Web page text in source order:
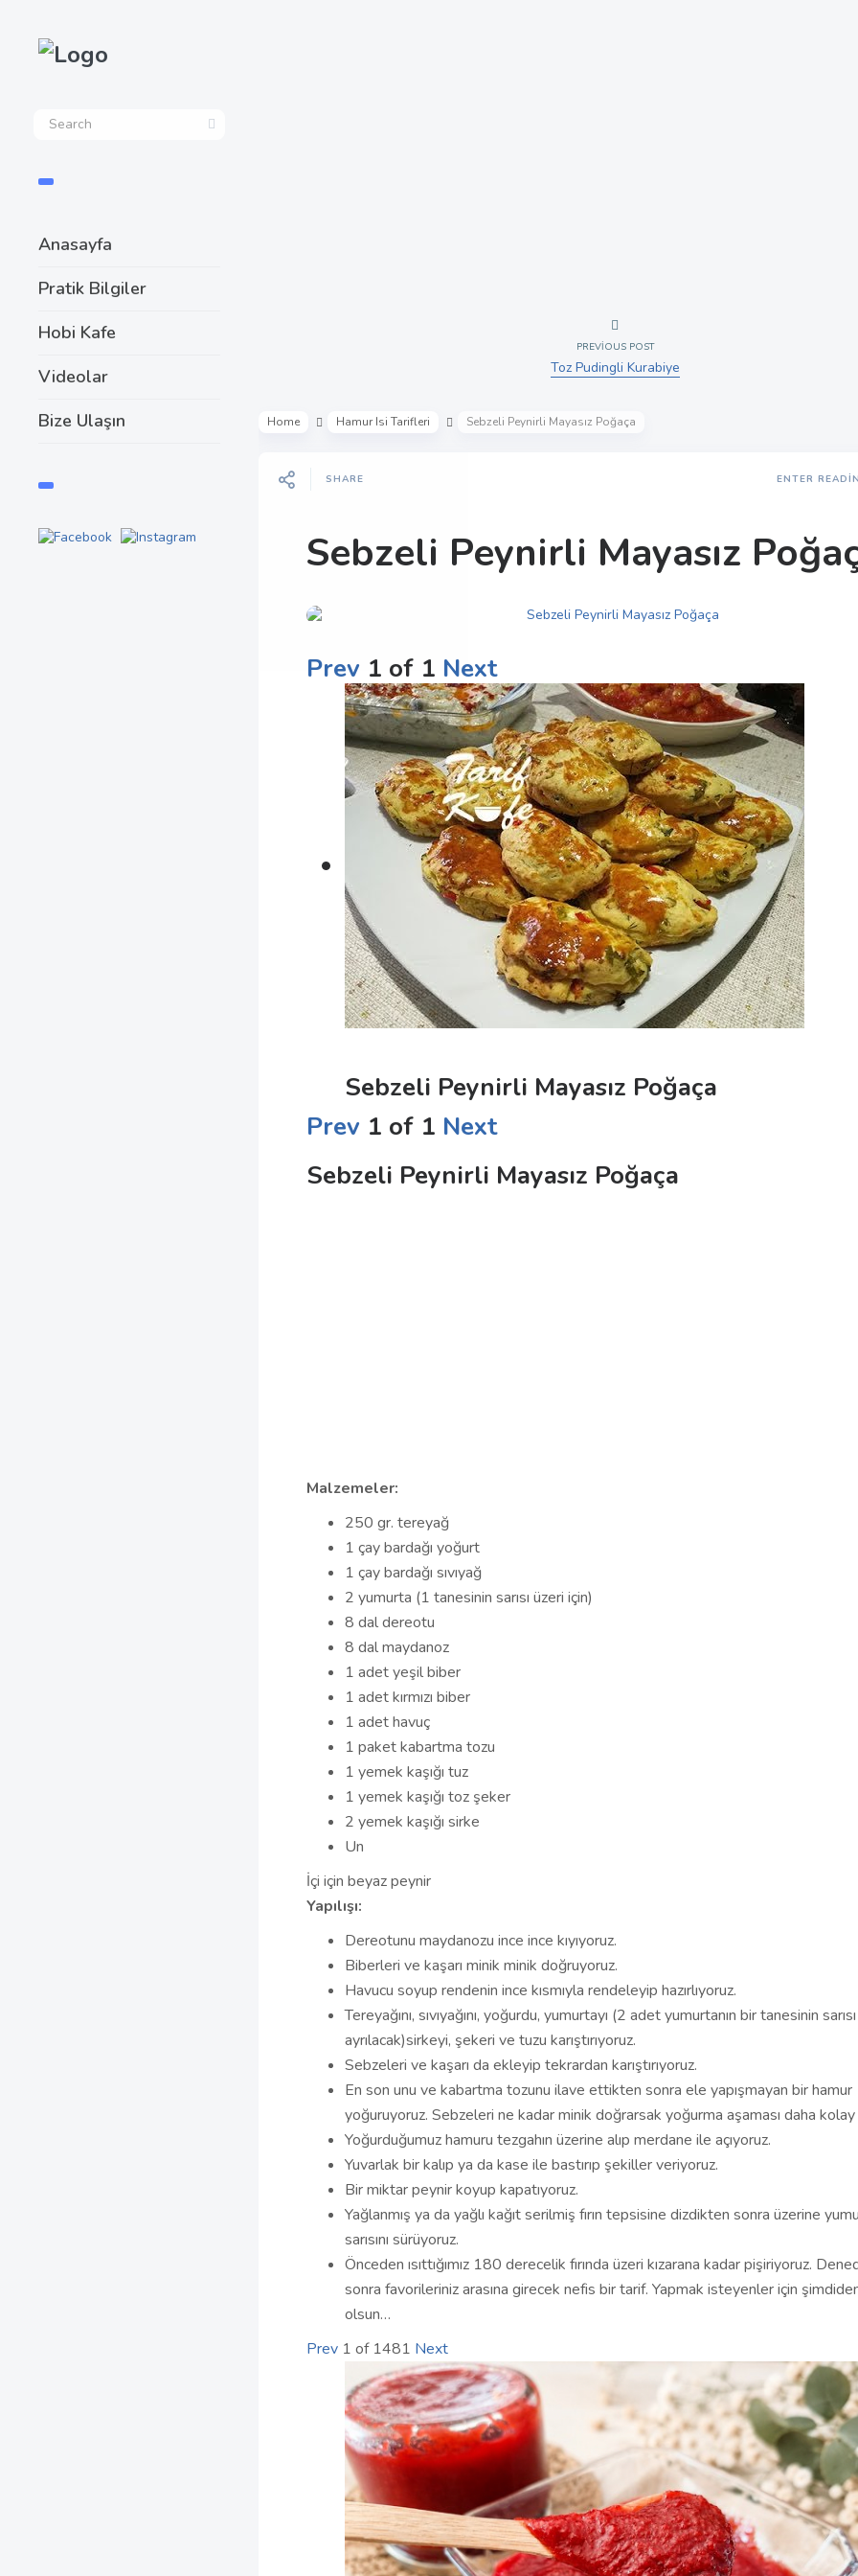
Anasayfa
Pratik Bilgiler
Hobi Kafe
Videolar
Bize Ulaşın
PREVIOUS POST
Toz Pudingli Kurabiye
Home Hamur Isi Tarifleri Sebzeli Peynirli Mayasız Poğaça
SHARE ENTER
Sebzeli Peynirli Mayasız
Prev 1 of 1 Next
Sebzeli Peynirli Mayasız Poğaça
Prev 1 of 1 Next
Sebzeli Peynirli Mayasız Poğaça
Malzemeler:
250 gr. tereyağ
1 çay bardağı yoğurt
1 çay bardağı sıvıyağ
2 yumurta (1 tanesinin sarısı üzeri için)
8 dal dereotu
8 dal maydanoz
1 adet yeşil biber
1 adet kırmızı biber
1 adet havuç
1 paket kabartma tozu
1 yemek kaşığı tuz
1 yemek kaşığı toz şeker
2 yemek kaşığı sirke
Un
İçi için beyaz peynir
Yapılışı:
Dereotunu maydanozu ince ince kıyıyoruz.
Biberleri ve kaşarı minik minik doğruyoruz.
Havucu soyup rendenin ince kısmıyla rendeleyip hazırlıyoruz.
Tereyağını, sıvıyağını, yoğurdu, yumurtayı (2 adet yumurtanın bir tanesinin
ayrılacak)sirkeyi, şekeri ve tuzu karıştırıyoruz.
Sebzeleri ve kaşarı da ekleyip tekrardan karıştırıyoruz.
En son unu ve kabartma tozunu ilave ettikten sonra ele yapışmayan bir hamur
yoğuruyoruz. Sebzeleri ne kadar minik doğrarsak yoğurma aşaması daha
Yoğurduğumuz hamuru tezgahın üzerine alıp merdane ile açıyoruz.
Yuvarlak bir kalıp ya da kase ile bastırıp şekiller veriyoruz.
Bir miktar peynir koyup kapatıyoruz.
Yağlanmış ya da yağlı kağıt serilmiş fırın tepsisine dizdikten sonra üzerine
sarısını sürüyoruz.
Önceden ısıttığımız 180 derecelik fırında üzeri kızarana kadar pişiriyoruz.
sonra favorileriniz arasına girecek nefis bir tarif. Yapmak isteyenler için
olsun…
Prev 1 of 1481 Next